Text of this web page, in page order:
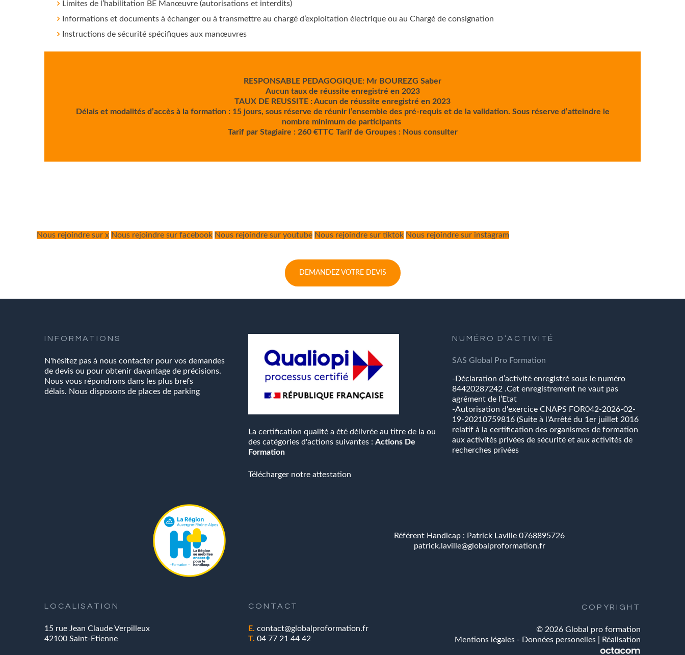
Limites de l’habilitation BE Manœuvre (autorisations et interdits)
Informations et documents à échanger ou à transmettre au chargé d’exploitation électrique ou au Chargé de consignation
Instructions de sécurité spécifiques aux manœuvres
RESPONSABLE PEDAGOGIQUE: Mr BOUREZG Saber
Aucun taux de réussite enregistré en 2023
TAUX DE REUSSITE : Aucun de réussite enregistré en 2023
Délais et modalités d’accès à la formation : 15 jours, sous réserve de réunir l’ensemble des pré-requis et de la validation. Sous réserve d’atteindre le
nombre minimum de participants
Tarif par Stagiaire : 260 €TTC Tarif de Groupes : Nous consulter
Nous rejoindre sur x Nous rejoindre sur facebook Nous rejoindre sur youtube Nous rejoindre sur tiktok Nous rejoindre sur instagram
DEMANDEZ VOTRE DEVIS
INFORMATIONS
N'hésitez pas à nous contacter pour vos demandes
de devis ou pour obtenir davantage de précisions.
Nous vous répondrons dans les plus brefs
délais. Nous disposons de places de parking
La certification qualité a été délivrée au titre de la ou
des catégories d'actions suivantes : Actions De
Formation
Télécharger notre attestation
NUMÉRO D’ACTIVITÉ
SAS Global Pro Formation
-Déclaration d’activité enregistré sous le numéro
84420287242 .Cet enregistrement ne vaut pas
agrément de l’Etat
-Autorisation d'exercice CNAPS FOR042-2026-02-
19-20210759816 (Suite à l'Arrêté du 1er juillet 2016
relatif à la certification des organismes de formation
aux activités privées de sécurité et aux activités de
recherches privées
Référent Handicap : Patrick Laville 0768895726
patrick.laville@globalproformation.fr
LOCALISATION
15 rue Jean Claude Verpilleux
42100 Saint-Etienne
CONTACT
E. contact@globalproformation.fr
T. 04 77 21 44 42
COPYRIGHT
© 2026 Global pro formation
Mentions légales - Données personelles | Réalisation